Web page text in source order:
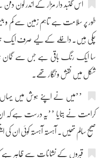
اس گنبد دار مزار کے اندر کون دفن
طور پر سلامت ہے تاہم زمین سے کم و بیش
چکی ہیں۔ داخلے کے لیے صرف ایک ہی
سا ایک رنگ باقی ہے جس سے گمان
شکل میں نقش و نگار تھے۔
’’میں نے اپنے ہوش میں یہاں
کرامت نے بتایا ’’یہ درست ہے کہ ان
صحیح سالم تھیں۔ آہستہ آہستہ کوئی ان کی
قبروں کے نشانات سے ظاہر ہے